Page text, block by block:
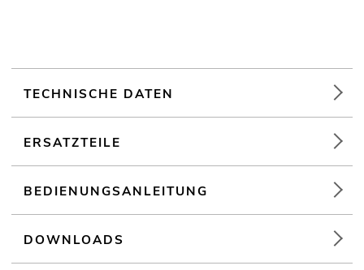
B1 schwer entflammbar
TECHNISCHE DATEN
ERSATZTEILE
BEDIENUNGSANLEITUNG
DOWNLOADS